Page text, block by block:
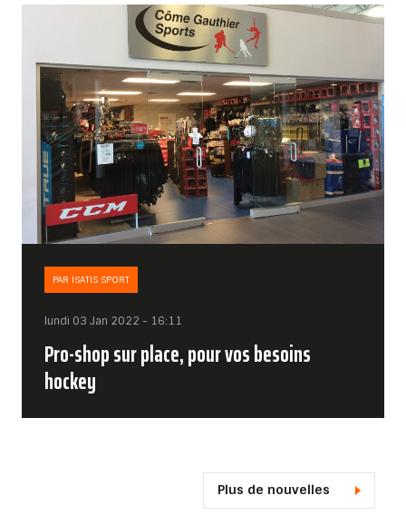
PAR ISATIS SPORT
lundi 03 Jan 2022 - 16:11
Pro-shop sur place, pour vos besoins
hockey
Plus de nouvelles